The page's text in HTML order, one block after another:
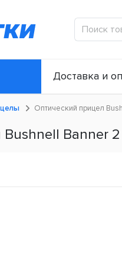
Доставка и
Оптический прицел
Banner 2